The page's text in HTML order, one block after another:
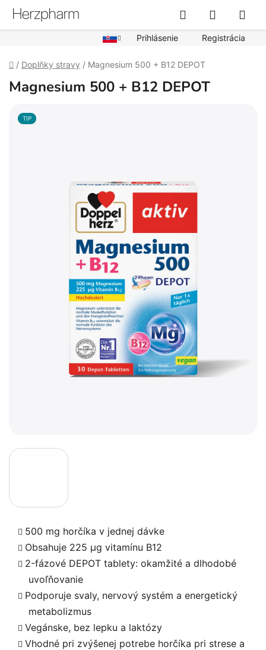
Prejsť
obsah
Prihlásenie Registrácia
Hľadať
KOŠÍK
Domov
/ Doplňky stravy / Magnesium 500 + B12 DEPOT
500 mg horčíka v jednej dávke
Obsahuje 225 µg vitamínu B12
2-fázové DEPOT tablety: okamžité a dlhodobé
uvoľňovanie
Podporuje svaly, nervový systém a energetický
metabolizmus
Vegánske, bez lepku a laktózy
Vhodné pri zvýšenej potrebe horčíka pri strese a
Magnesium 500 + B12 DEPOT
TIP